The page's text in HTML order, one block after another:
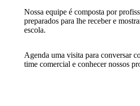
Nossa equipe é composta por
preparados para lhe receber e
escola.
Agenda uma visita para conversar
time comercial e conhecer nossos